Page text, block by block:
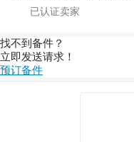
找不到备件？
立即发送请求！
预订备件